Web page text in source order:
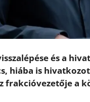
és a
hiába is
frakcióvezetője a